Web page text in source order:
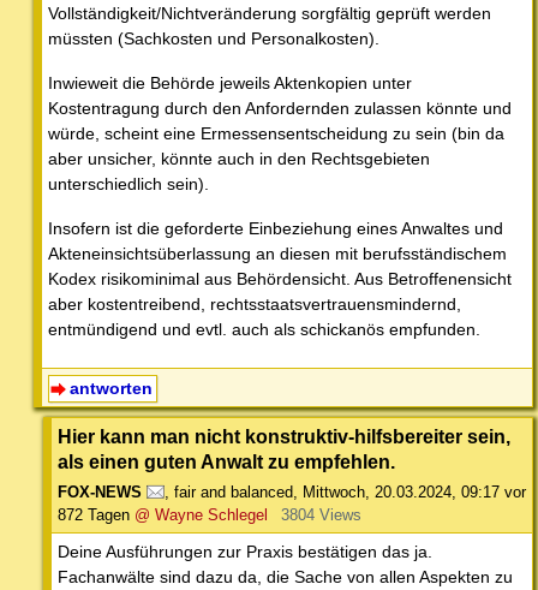
Vollständigkeit/Nichtveränderung sorgfältig geprüft werden
müssten (Sachkosten und Personalkosten).
Inwieweit die Behörde jeweils Aktenkopien unter
Kostentragung durch den Anfordernden zulassen könnte und
würde, scheint eine Ermessensentscheidung zu sein (bin da
aber unsicher, könnte auch in den Rechtsgebieten
unterschiedlich sein).
Insofern ist die geforderte Einbeziehung eines Anwaltes und
Akteneinsichtsüberlassung an diesen mit berufsständischem
Kodex risikominimal aus Behördensicht. Aus Betroffenensicht
aber kostentreibend, rechtsstaatsvertrauensmindernd,
entmündigend und evtl. auch als schickanös empfunden.
antworten
Hier kann man nicht konstruktiv-hilfsbereiter sein,
als einen guten Anwalt zu empfehlen.
FOX-NEWS fair and balanced Mittwoch, 20.03.2024, 09:17 vor
872 Tagen @ Wayne Schlegel 3804 Views
Deine Ausführungen zur Praxis bestätigen das ja.
Fachanwälte sind dazu da, die Sache von allen Aspekten zu